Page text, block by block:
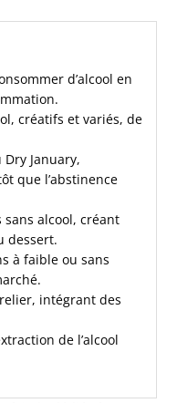
d’alcool en
créatifs et variés, de
January,
que l’abstinence
alcool, créant
dessert.
à faible ou sans
intégrant des
de l’alcool